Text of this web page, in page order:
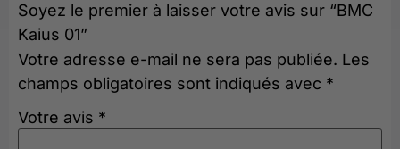
Soyez le premier à laisser votre avis sur “BMC
Kaius 01”
Votre adresse e-mail ne sera pas publiée. Les
champs obligatoires sont indiqués avec *
Votre avis *